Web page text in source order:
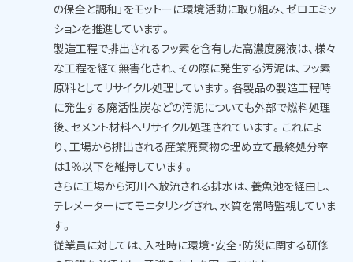
の保全と調和」をモットーに環境活動に取り組み、ゼロエミッ
ションを推進しています。
製造工程で排出されるフッ素を含有した高濃度廃液は、様々
な工程を経て無害化され、その際に発生する汚泥は、フッ素
原料としてリサイクル処理しています。各製品の製造工程時
に発生する廃活性炭などの汚泥についても外部で燃料処理
後、セメント材料へリサイクル処理されています。これによ
り、工場から排出される産業廃棄物の埋め立て最終処分率
は1％以下を維持しています。
さらに工場から河川へ放流される排水は、養魚池を経由し、
テレメーターにてモニタリングされ、水質を常時監視していま
す。
従業員に対しては、入社時に環境・安全・防災に関する研修